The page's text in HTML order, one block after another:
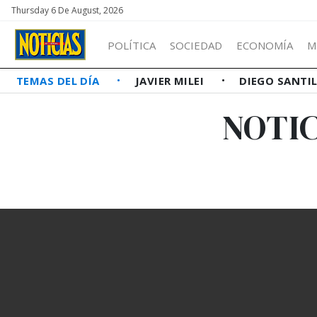
Thursday 6 De August, 2026
POLÍTICA SOCIEDAD ECONOMÍA
TEMAS DEL DÍA JAVIER MILEI DIEGO